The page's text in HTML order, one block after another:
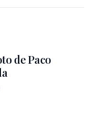
de Paco